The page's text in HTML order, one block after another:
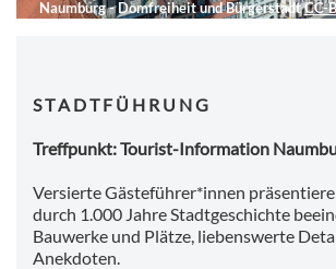
Naumburg - Domfreiheit und BürgerstadtCC-
S T A D T F Ü H R U N G
Treffpunkt: Tourist-Information
Versierte Gästeführer*innen
durch 1.000 Jahre Stadtgeschichte
Bauwerke und Plätze, liebenswerte
Anekdoten.